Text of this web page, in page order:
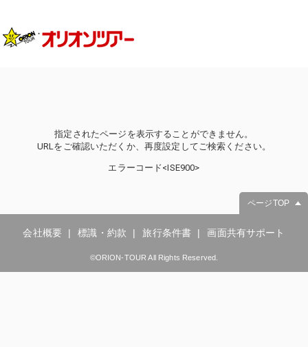
指定されたページを表示することができません。
URLをご確認いただくか、再度設定してご検索ください。
エラーコード<ISE900>
ページTOP
会社概要 標識・約款 旅行条件書 画面共有サポート
©ORION-TOUR All Rights Reserved.